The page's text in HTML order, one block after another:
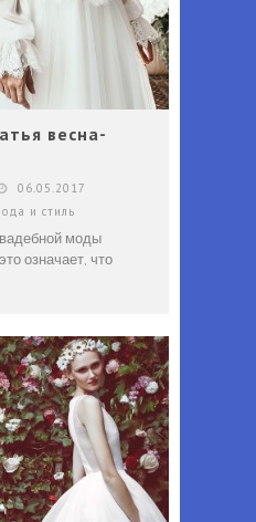
весна-
06.05.2017
и стиль
моды
означает, что